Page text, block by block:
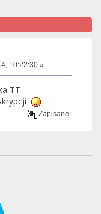
10:22:30 »
TT
Zapisane